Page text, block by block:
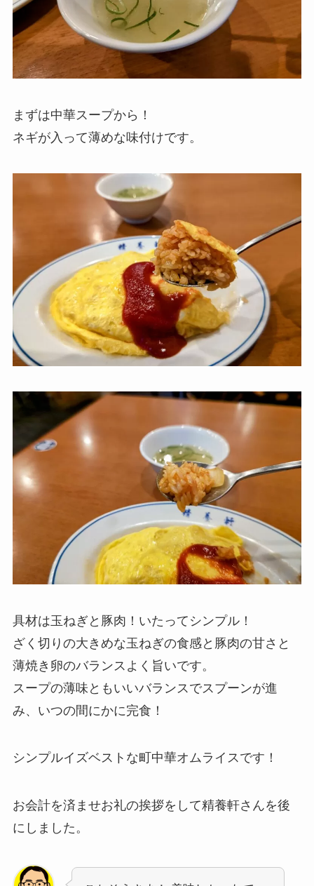
まずは中華スープから！
ネギが入って薄めな味付けです。
具材は玉ねぎと豚肉！いたってシンプル！
ざく切りの大きめな玉ねぎの食感と豚肉の甘さと
薄焼き卵のバランスよく旨いです。
スープの薄味ともいいバランスでスプーンが進
み、いつの間にかに完食！
シンプルイズベストな町中華オムライスです！
お会計を済ませお礼の挨拶をして精養軒さんを後
にしました。